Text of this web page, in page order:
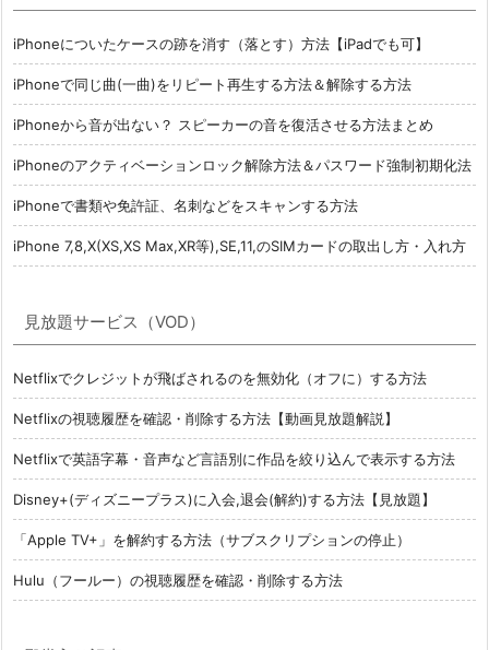
iPhoneについたケースの跡を消す（落とす）方法【iPadでも可】
iPhoneで同じ曲(一曲)をリピート再生する方法＆解除する方法
iPhoneから音が出ない？ スピーカーの音を復活させる方法まとめ
iPhoneのアクティベーションロック解除方法＆パスワード強制初期化法
iPhoneで書類や免許証、名刺などをスキャンする方法
iPhone 7,8,X(XS,XS Max,XR等),SE,11,のSIMカードの取出し方・入れ方
見放題サービス（VOD）
Netflixでクレジットが飛ばされるのを無効化（オフに）する方法
Netflixの視聴履歴を確認・削除する方法【動画見放題解説】
Netflixで英語字幕・音声など言語別に作品を絞り込んで表示する方法
Disney+(ディズニープラス)に入会,退会(解約)する方法【見放題】
「Apple TV+」を解約する方法（サブスクリプションの停止）
Hulu（フールー）の視聴履歴を確認・削除する方法